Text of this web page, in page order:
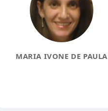
MARIA IVONE DE PAULA